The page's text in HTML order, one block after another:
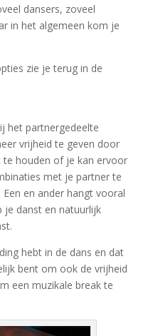
dansers, zoveel
in het algemeen kom je
zie je terug in de
het partnergedeelte
vrijheid te geven door
houden of je kan ervoor
met je partner te
en ander hangt vooral
je danst en natuurlijk
hebt in de dans en dat
bent om ook de vrijheid
een muzikale break te